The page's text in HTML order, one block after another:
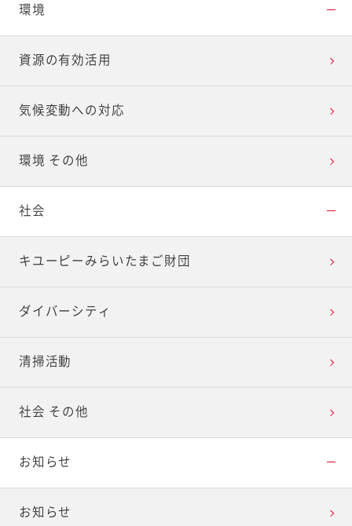
環境
資源の有効活用
気候変動への対応
環境 その他
社会
キユーピーみらいたまご財団
ダイバーシティ
清掃活動
社会 その他
お知らせ
お知らせ